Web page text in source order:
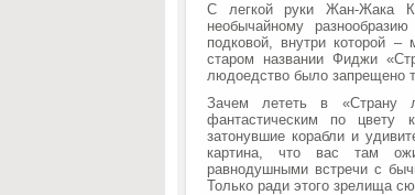
С легкой руки Жан-Жака
необычайному
подковой, внутри которой
старом названии Фиджи
людоедство было запрещено
Зачем лететь в «Страну
фантастическим по цвету
затонувшие корабли и
картина, что вас там
равнодушными встречи с
Только ради этого зрелища